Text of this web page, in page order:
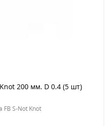
200 мм. D 0.4 (5 шт)
FB S-Not Knot